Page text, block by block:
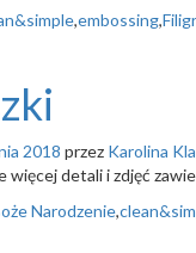
,embossing,
2018 przez Karolina
więcej detali i zdjęć
Narodzenie,